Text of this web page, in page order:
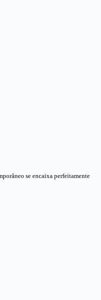
se encaixa perfeitamente